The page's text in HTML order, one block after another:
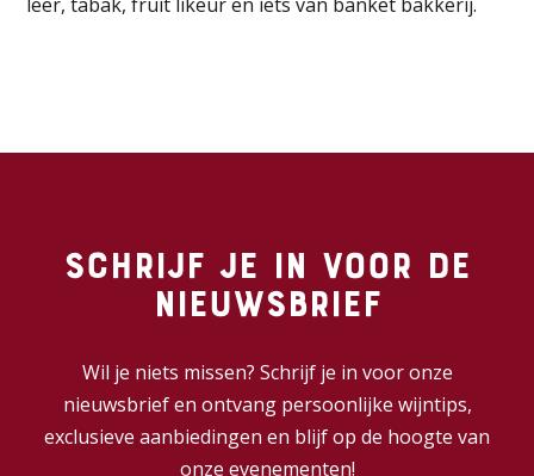
Schrijf je in voor de
nieuwsbrief
Wil je niets missen? Schrijf je in voor onze
nieuwsbrief en ontvang persoonlijke wijntips,
exclusieve aanbiedingen en blijf op de hoogte van
onze evenementen!